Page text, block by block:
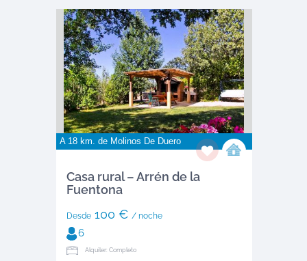
A 18 km. de Molinos De Duero
Casa rural – Arrén de la
Fuentona
Desde100 € / noche
6
Alquiler: Completo